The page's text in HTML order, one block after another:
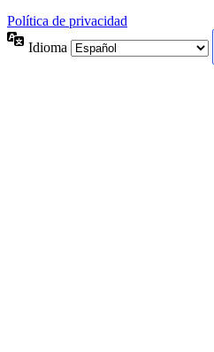
Política de privacidad
Idioma